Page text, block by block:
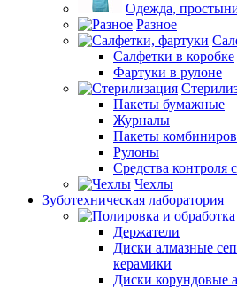
Одежда,
Разное
Салфетки в коробке
Фартуки в рулоне
Пакеты бумажные
Журналы
Пакеты
Рулоны
Средства контроля
Чехлы
Зуботехническая лаборатория
Держатели
Диски алмазные
керамики
Диски корундовые